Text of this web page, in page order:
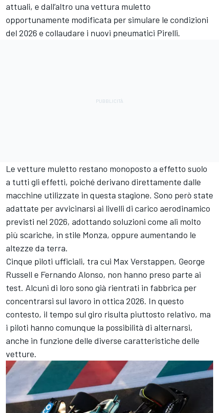
attuali, e dall’altro una vettura muletto
opportunamente modificata per simulare le condizioni
del 2026 e collaudare i nuovi pneumatici Pirelli.
Le vetture muletto restano monoposto a effetto suolo
a tutti gli effetti, poiché derivano direttamente dalle
macchine utilizzate in questa stagione. Sono però state
adattate per avvicinarsi ai livelli di carico aerodinamico
previsti nel 2026, adottando soluzioni come ali molto
più scariche, in stile Monza, oppure aumentando le
altezze da terra.
Cinque piloti ufficiali, tra cui Max Verstappen, George
Russell e Fernando Alonso, non hanno preso parte ai
test. Alcuni di loro sono già rientrati in fabbrica per
concentrarsi sul lavoro in ottica 2026. In questo
contesto, il tempo sul giro risulta piuttosto relativo, ma
i piloti hanno comunque la possibilità di alternarsi,
anche in funzione delle diverse caratteristiche delle
vetture.